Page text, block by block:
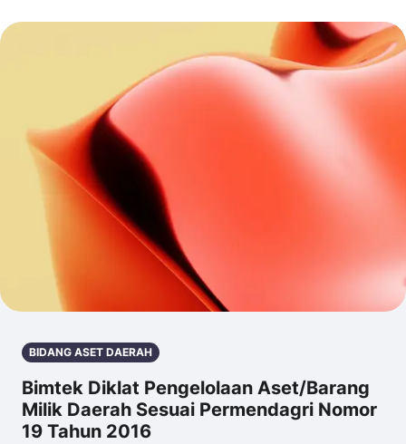
BIDANG ASET DAERAH
Bimtek Diklat Pengelolaan Aset/Barang
Milik Daerah Sesuai Permendagri Nomor
19 Tahun 2016